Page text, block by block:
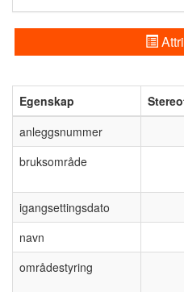
Egenskap
anleggsnummer
bruksområde
igangsettingsdato
navn
områdestyring